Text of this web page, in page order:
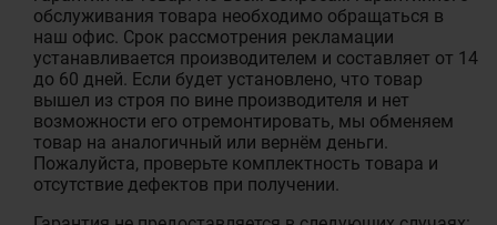
обслуживания товара необходимо обращаться в
наш офис. Срок рассмотрения рекламации
устанавливается производителем и составляет от 14
до 60 дней. Если будет установлено, что товар
вышел из строя по вине производителя и нет
возможности его отремонтировать, мы обменяем
товар на аналогичный или вернём деньги.
Пожалуйста, проверьте комплектность товара и
отсутствие дефектов при получении.